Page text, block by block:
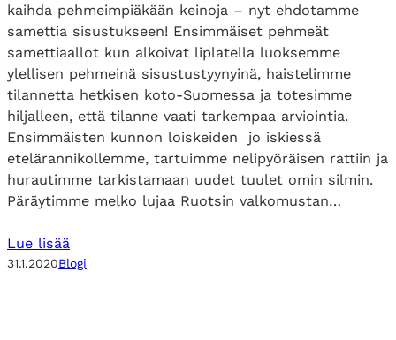
kaihda pehmeimpiäkään keinoja – nyt ehdotamme
samettia sisustukseen! Ensimmäiset pehmeät
samettiaallot kun alkoivat liplatella luoksemme
ylellisen pehmeinä sisustustyynyinä, haistelimme
tilannetta hetkisen koto-Suomessa ja totesimme
hiljalleen, että tilanne vaati tarkempaa arviointia.
Ensimmäisten kunnon loiskeiden jo iskiessä
etelärannikollemme, tartuimme nelipyöräisen rattiin ja
hurautimme tarkistamaan uudet tuulet omin silmin.
Päräytimme melko lujaa Ruotsin valkomustan…
Lue lisää
31.1.2020Blogi